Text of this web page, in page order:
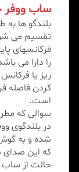
ساب
بلندگو ها به
تقسیم می
فرکانسهای
را دارا می
ریز یا
کردن فاصله
است.
سوالی که
در بلندگوی
شده و به
که این صدای
حالت از ساب